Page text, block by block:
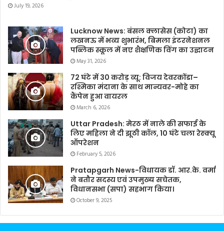
July 19, 2026
Lucknow News: बंसल क्लासेस (कोटा) का
लखनऊ में भव्य शुभारंभ, बिमला इंटरनेशनल
पब्लिक स्कूल में नए शैक्षणिक विंग का उद्घाटन
May 31, 2026
72 घंटे में 30 करोड़ व्यू: विजय देवरकोंडा–
रश्मिका मंदाना के साथ मान्यवर-मोहे का
कैंपेन हुआ वायरल
March 6, 2026
Uttar Pradesh: मेरठ में नाले की सफाई के
लिए महिला ने दी झूठी कॉल, 10 घंटे चला रेस्क्यू
ऑपरेशन
February 5, 2026
Pratapgarh News-विधायक डॉ. आर.के. वर्मा
ने बतौर सदस्य एवं उपमुख्य सचेतक,
विधानसभा (सपा) सहभाग किया।
October 9, 2025